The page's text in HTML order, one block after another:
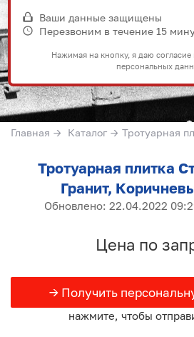
Ваши данные защищены
Перезвоним в течение 15
Нажимая на кнопку, я даю
персональных
Главная → Каталог → Тротуарная
Тротуарная плитка
Гранит,
Обновлено: 22.04.2022
Цена по
→ Получить
нажмите, чтобы